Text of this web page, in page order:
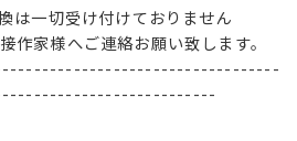
は一切受け付けておりません
作家様へご連絡お願い致します。